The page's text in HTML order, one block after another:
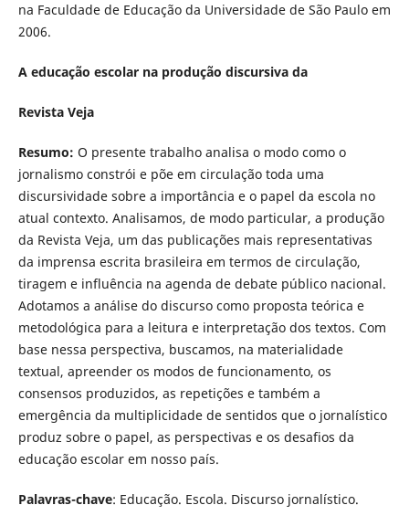
na Faculdade de Educação da Universidade de São Paulo em
2006.
A educação escolar na produção discursiva da
Revista Veja
Resumo: O presente trabalho analisa o modo como o
jornalismo constrói e põe em circulação toda uma
discursividade sobre a importância e o papel da escola no
atual contexto. Analisamos, de modo particular, a produção
da Revista Veja, um das publicações mais representativas
da imprensa escrita brasileira em termos de circulação,
tiragem e influência na agenda de debate público nacional.
Adotamos a análise do discurso como proposta teórica e
metodológica para a leitura e interpretação dos textos. Com
base nessa perspectiva, buscamos, na materialidade
textual, apreender os modos de funcionamento, os
consensos produzidos, as repetições e também a
emergência da multiplicidade de sentidos que o jornalístico
produz sobre o papel, as perspectivas e os desafios da
educação escolar em nosso país.
Palavras-chave: Educação. Escola. Discurso jornalístico.